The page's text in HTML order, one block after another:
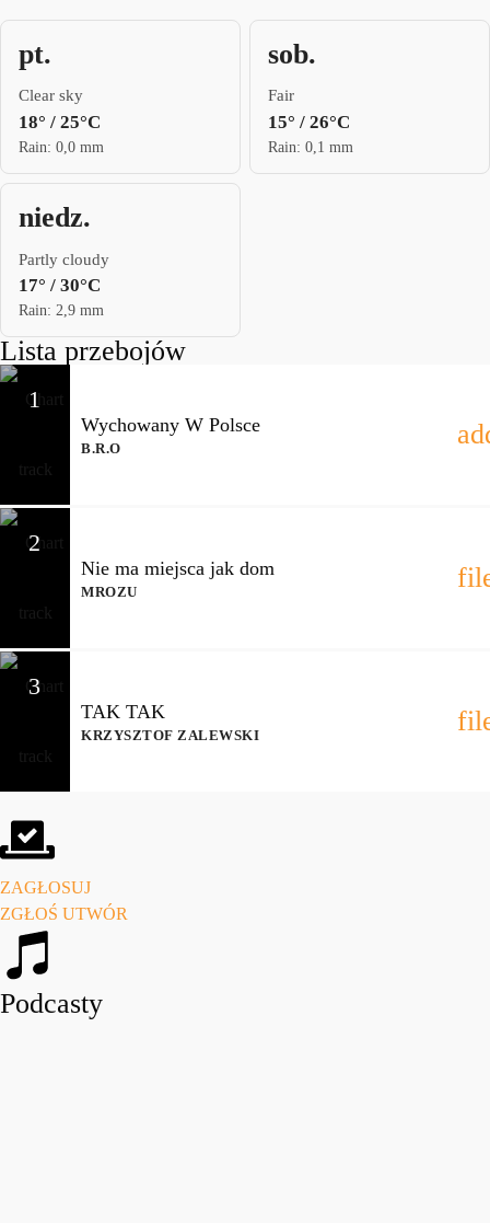
pt.
Clear sky
18° / 25°C
Rain: 0,0 mm
sob.
Fair
15° / 26°C
Rain: 0,1 mm
niedz.
Partly cloudy
17° / 30°C
Rain: 2,9 mm
Lista przebojów
1
Wychowany W Polsce
B.R.O
2
Nie ma miejsca jak dom
MROZU
3
TAK TAK
KRZYSZTOF ZALEWSKI
ZAGŁOSUJ
ZGŁOŚ UTWÓR
Podcasty